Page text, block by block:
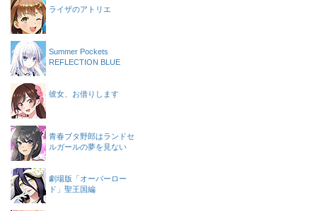
ライザのアトリエ
Summer Pockets
REFLECTION BLUE
彼女、お借りします
青春ブタ野郎はランドセ
ルガールの夢を見ない
劇場版「オーバーロー
ド」聖王国編